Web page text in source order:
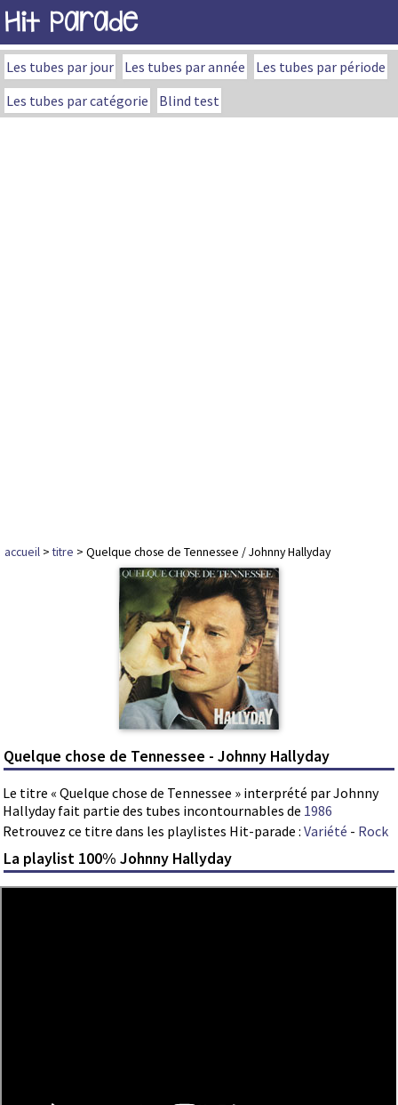
Hit Parade
Les tubes par jour Les tubes par année
Les tubes par période
Les tubes par catégorie
Blind test
accueil >titre > Quelque chose de Tennessee / Johnny Hallyday
Quelque chose de Tennessee - Johnny Hallyday
Le titre « Quelque chose de Tennessee » interprété par Johnny
Hallyday fait partie des tubes incontournables de 1986
Retrouvez ce titre dans les playlistes Hit-parade : Variété - Rock
La playlist 100% Johnny Hallyday